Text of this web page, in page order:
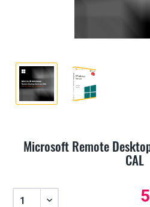
Microsoft Remote
CAL